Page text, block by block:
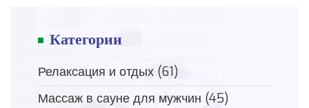
Категории
Релаксация и отдых (61)
Массаж в сауне для мужчин (45)